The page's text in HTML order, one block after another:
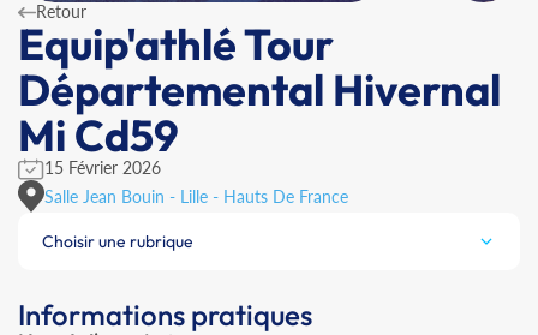
Retour
Equip'athlé Tour
Départemental Hivernal
Mi Cd59
15 Février 2026
Salle Jean Bouin - Lille - Hauts De France
Choisir une rubrique
Informations pratiques